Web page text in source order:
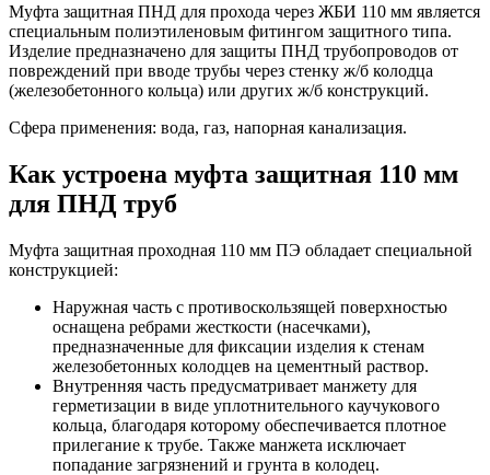
Муфта защитная ПНД для прохода через ЖБИ 110 мм является
специальным полиэтиленовым фитингом защитного типа.
Изделие предназначено для защиты ПНД трубопроводов от
повреждений при вводе трубы через стенку ж/б колодца
(железобетонного кольца) или других ж/б конструкций.
Сфера применения: вода, газ, напорная канализация.
Как устроена муфта защитная 110 мм
для ПНД труб
Муфта защитная проходная 110 мм ПЭ обладает специальной
конструкцией:
Наружная часть с противоскользящей поверхностью
оснащена ребрами жесткости (насечками),
предназначенные для фиксации изделия к стенам
железобетонных колодцев на цементный раствор.
Внутренняя часть предусматривает манжету для
герметизации в виде уплотнительного каучукового
кольца, благодаря которому обеспечивается плотное
прилегание к трубе. Также манжета исключает
попадание загрязнений и грунта в колодец.